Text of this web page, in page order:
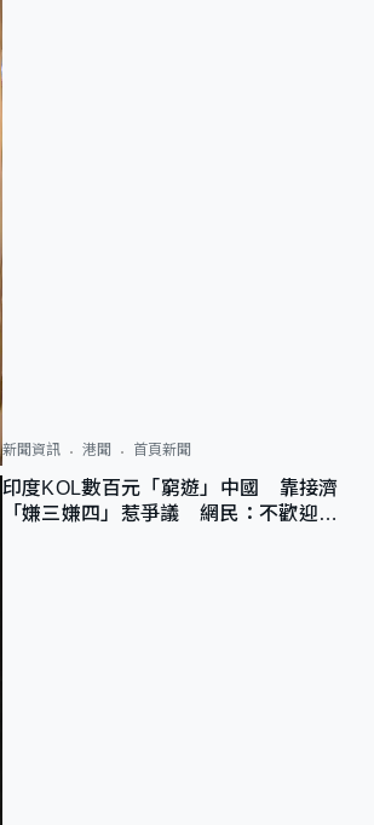
新聞資訊 港聞 首頁新聞
印度KOL數百元「窮遊」中國 靠接濟
「嫌三嫌四」惹爭議 網民：不歡迎劣